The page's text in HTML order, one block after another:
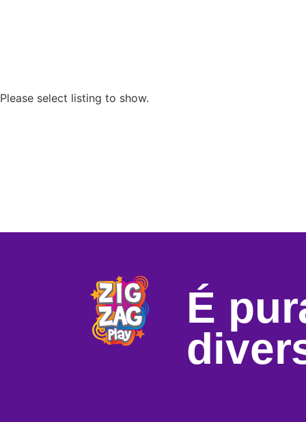
Please select listing to show.
É